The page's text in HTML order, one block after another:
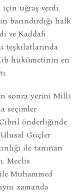
uğraş verdi.
barındırdığı halk
ve Kaddafi
teşkilatlarında
hükümetinin en
sonra yerini Milli
seçimler
önderliğinde
Güçler
ile tanınan
Meclis
Muhammed
zamanda